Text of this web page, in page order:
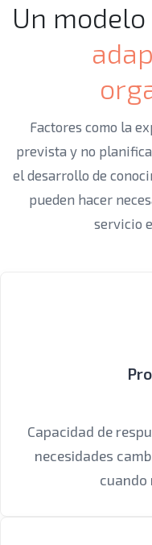
Un
Factores como la
prevista y no
el desarrollo de
pueden hacer
servicio
Capacidad de
necesidades
cuando